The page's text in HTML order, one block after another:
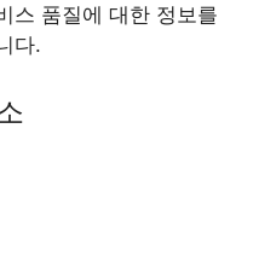
스 품질에 대한 정보를
다.